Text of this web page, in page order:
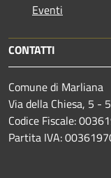
Eventi
CONTATTI
Comune di Marliana
Via della Chiesa, 5 -
Codice Fiscale:
Partita IVA: